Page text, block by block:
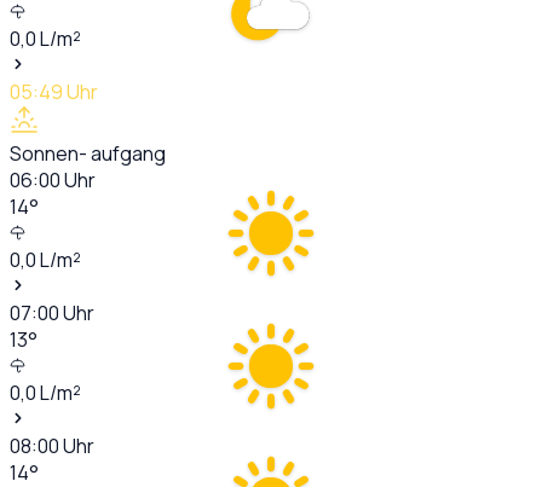
0,0L/m²
05:49Uhr
Sonnen- aufgang
06:00Uhr
14°
0,0L/m²
07:00Uhr
13°
0,0L/m²
08:00Uhr
14°